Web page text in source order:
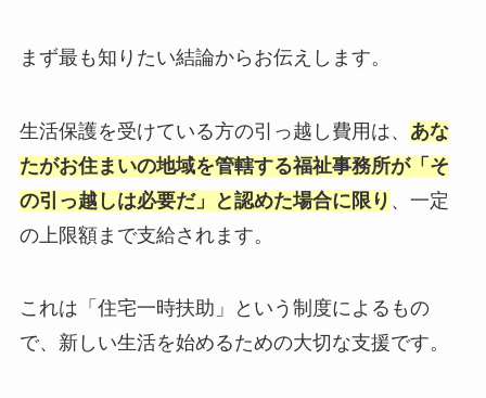
まず最も知りたい結論からお伝えします。
生活保護を受けている方の引っ越し費用は、 あな
たがお住まいの地域を管轄する福祉事務所が「そ
の引っ越しは必要だ」と認めた場合に限り 、一定
の上限額まで支給されます。
これは「住宅一時扶助」という制度によるもの
で、新しい生活を始めるための大切な支援です。